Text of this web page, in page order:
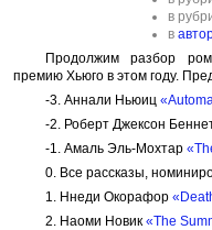
в
в
Продолжим разбор
премию Хьюго в этом году.
-3. Аннали Ньюиц
-2. Роберт Джексон
-1. Амаль Эль-Мохтар
0. Все рассказы,
1. Ннеди Окорафор
2. Наоми Новик «The